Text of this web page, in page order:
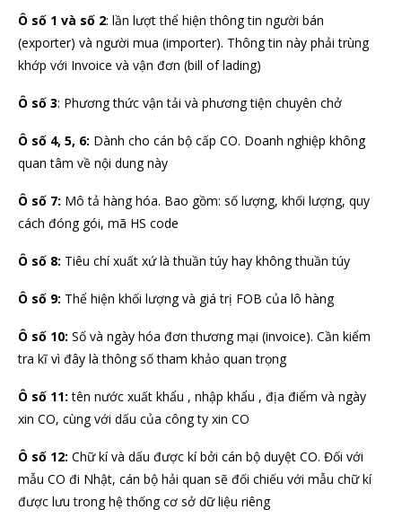
Ô số 1 và số 2: lần lượt thể hiện thông tin người bán
(exporter) và người mua (importer). Thông tin này phải trùng
khớp với Invoice và vận đơn (bill of lading)
Ô số 3: Phương thức vận tải và phương tiện chuyên chở
Ô số 4, 5, 6: Dành cho cán bộ cấp CO. Doanh nghiệp không
quan tâm về nội dung này
Ô số 7: Mô tả hàng hóa. Bao gồm: số lượng, khối lượng, quy
cách đóng gói, mã HS code
Ô số 8: Tiêu chí xuất xứ là thuần túy hay không thuần túy
Ô số 9: Thể hiện khối lượng và giá trị FOB của lô hàng
Ô số 10: Số và ngày hóa đơn thương mại (invoice). Cần kiểm
tra kĩ vì đây là thông số tham khảo quan trọng
Ô số 11: tên nước xuất khẩu , nhập khẩu , địa điểm và ngày
xin CO, cùng với dấu của công ty xin CO
Ô số 12: Chữ kí và dấu được kí bởi cán bộ duyệt CO. Đối với
mẫu CO đi Nhật, cán bộ hải quan sẽ đối chiếu với mẫu chữ kí
được lưu trong hệ thống cơ sở dữ liệu riêng